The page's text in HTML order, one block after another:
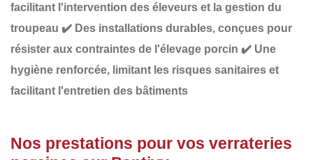
facilitant l'intervention des éleveurs et la gestion du
troupeau ✔️ Des installations durables, conçues pour
résister aux contraintes de l'élevage porcin ✔️ Une
hygiène renforcée, limitant les risques sanitaires et
facilitant l'entretien des bâtiments
Nos prestations pour vos verrateries